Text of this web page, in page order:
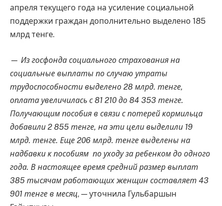
апреля текущего года на усиление социальной
поддержки граждан дополнительно выделено 185
млрд тенге.
— Из госфонда социального страхования на
социальные выплаты по случаю утраты
трудоспособности выделено 28 млрд. тенге,
оплата увеличилась с 81 210 до 84 353 тенге.
Получающим пособия в связи с потерей кормильца
добавили 2 855 тенге, на эти цели выделили 19
млрд. тенге. Еще 206 млрд. тенге выделены на
надбавки к пособиям по уходу за ребенком до одного
года. В настоящее время средний размер выплат
385 тысячам работающих женщин составляет 43
901 тенге в месяц, — уточнила Гульбаршын